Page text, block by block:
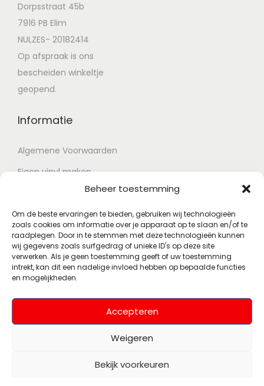
Beheer toestemming
Om de beste ervaringen te bieden, gebruiken wij technologieën
zoals cookies om informatie over je apparaat op te slaan en/of te
raadplegen. Door in te stemmen met deze technologieën kunnen
wij gegevens zoals surfgedrag of unieke ID's op deze site
verwerken. Als je geen toestemming geeft of uw toestemming
intrekt, kan dit een nadelige invloed hebben op bepaalde functies
en mogelijkheden.
Accepteren
Weigeren
Bekijk voorkeuren
Dorpsstraat 45b
7916 PB Elim
NULZES- 20182414
Op afspraak is ons
bescheiden winkeltje
geopend.
Informatie
Algemene Voorwaarden
Eigen vinyl maken
Retour voorwaarden
Contact
Account
Mijn account
Wenslijst